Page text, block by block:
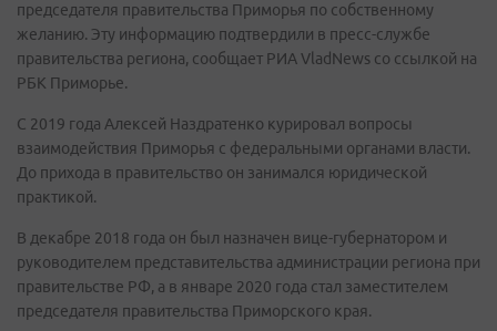
председателя правительства Приморья по собственному
желанию. Эту информацию подтвердили в пресс-службе
правительства региона, сообщает РИА VladNews со ссылкой на
РБК Приморье.
С 2019 года Алексей Наздратенко курировал вопросы
взаимодействия Приморья с федеральными органами власти.
До прихода в правительство он занимался юридической
практикой.
В декабре 2018 года он был назначен вице-губернатором и
руководителем представительства администрации региона при
правительстве РФ, а в январе 2020 года стал заместителем
председателя правительства Приморского края.